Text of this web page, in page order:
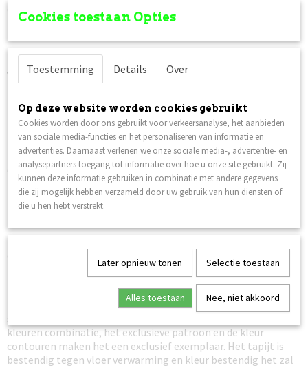
Geschikt voor vloerverwarming.
Kleurecht.
Vlam vertragend.
Leverbaar in 6 verschillende afmetingen.
Prijs is incl. verzendkosten, het pakket is verzekerd tegen
beschadiging en/of vermissing. In dat geval krijgt u van ons
een nieuw tapijt toegezonden.
Verzenden naar België is ook mogelijk, er worden ook hier geen
verzendkosten voor berekend (eventueel andere Europese
(mits ongebruikt en in nieuw staat).
Betaalbaar designer kleurrijk tapijt met een moderne
look geeft u net dat extra tintje aan uw woonkamer, kantoor,
kleuren combinatie, het exclusieve patroon en de kleur
contouren maken het een exclusief exemplaar. Het tapijt is
bestendig tegen vloer verwarming en kleur bestendig het zal
Cookies toestaan Opties
Toestemming Details Over
Op deze website worden cookies gebruikt
Cookies worden door ons gebruikt voor verkeersanalyse, het aanbieden
van sociale media-functies en het personaliseren van informatie en
advertenties. Daarnaast verlenen we onze sociale media-, advertentie- en
analysepartners toegang tot informatie over hoe u onze site gebruikt. Zij
kunnen deze informatie gebruiken in combinatie met andere gegevens
die zij mogelijk hebben verzameld door uw gebruik van hun diensten of
die u hen hebt verstrekt.
Later opnieuw tonen Selectie toestaan
Alles toestaan Nee, niet akkoord